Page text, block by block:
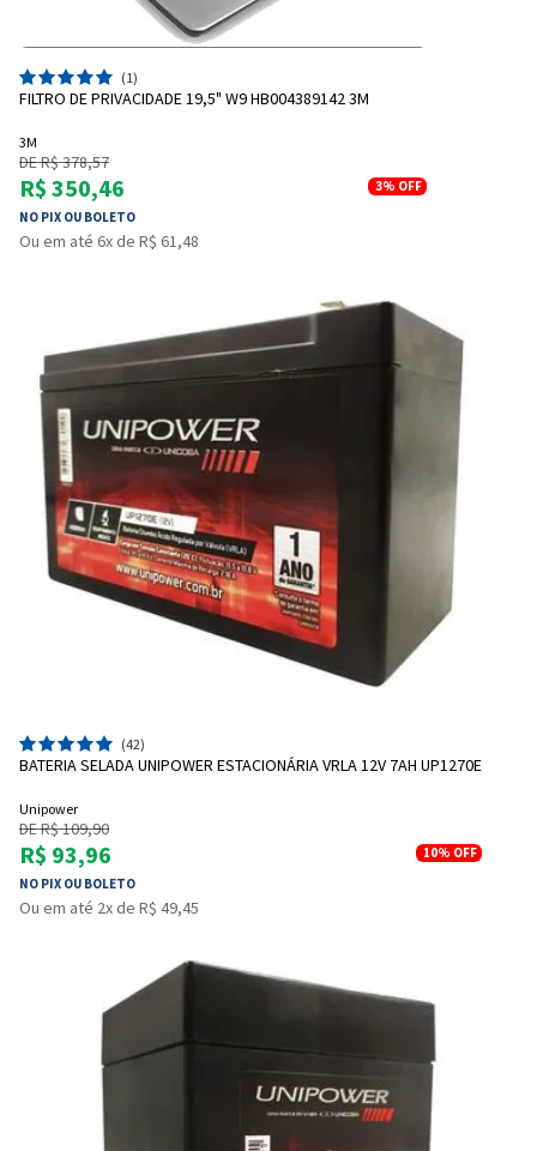
(1)
FILTRO DE PRIVACIDADE 19,5" W9 HB004389142 3M
3M
DE R$ 378,57
R$ 350,46
NO PIX OU BOLETO
3% OFF
Ou em até 6x de R$ 61,48
(42)
BATERIA SELADA UNIPOWER ESTACIONÁRIA VRLA 12V 7AH UP1270E
Unipower
DE R$ 109,90
R$ 93,96
NO PIX OU BOLETO
10% OFF
Ou em até 2x de R$ 49,45